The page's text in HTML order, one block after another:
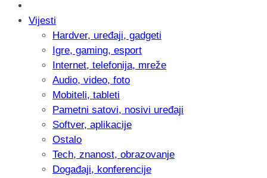
Vijesti
Hardver, uređaji, gadgeti
Igre, gaming, esport
Internet, telefonija, mreže
Audio, video, foto
Mobiteli, tableti
Pametni satovi, nosivi uređaji
Softver, aplikacije
Ostalo
Tech, znanost, obrazovanje
Događaji, konferencije